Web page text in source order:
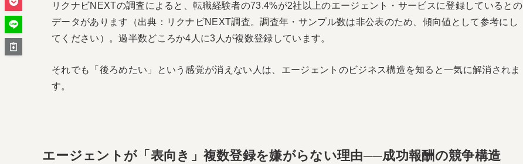
リクナビNEXTの調査によると、転職経験者の73.4%が2社以上のエージェント・サービスに登録しているとの
データがあります（出典：リクナビNEXT調査。調査年・サンプル数は非公表のため、傾向値として参考にし
てください）。過半数どころか4人に3人が複数登録しています。
それでも「後ろめたい」という感覚が消えない人は、エージェントのビジネス構造を知ると一気に解消されま
す。
エージェントが「表向き」複数登録を嫌がらない理由──成功報酬の競争構造